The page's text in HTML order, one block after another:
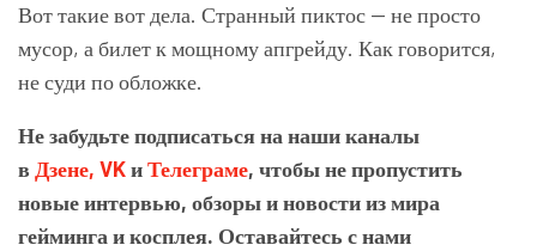
Вот такие вот дела. Странный пиктос — не просто
мусор, а билет к мощному апгрейду. Как говорится,
не суди по обложке.
Не забудьте подписаться на наши каналы
в Дзене, VKиТелеграме, чтобы не пропустить
новые интервью, обзоры и новости из мира
гейминга и косплея. Оставайтесь с нами